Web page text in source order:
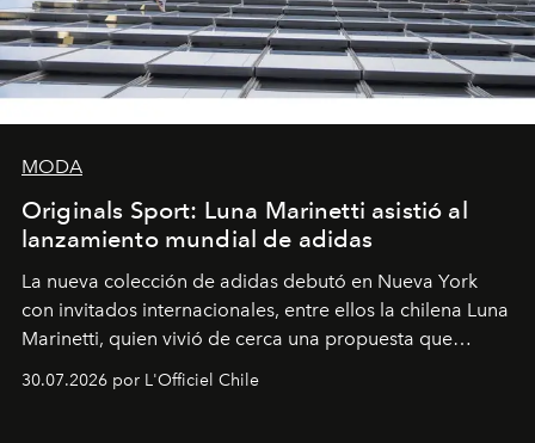
MODA
Originals Sport: Luna Marinetti asistió al
lanzamiento mundial de adidas
La nueva colección de adidas debutó en Nueva York
con invitados internacionales, entre ellos la chilena Luna
Marinetti, quien vivió de cerca una propuesta que
fusiona moda y rendimiento.
30.07.2026 por L'Officiel Chile